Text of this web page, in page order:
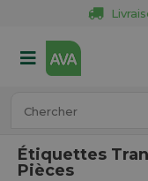
Étiquettes
Pièces